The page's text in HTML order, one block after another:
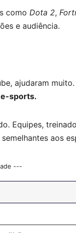
como Dota 2,
e audiência.
ajudaram
sports.
Equipes,
aos
---